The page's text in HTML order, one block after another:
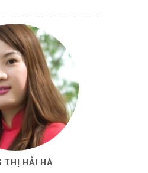
THỊ HẢI HÀ